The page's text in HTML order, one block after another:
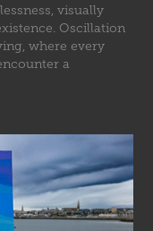
visually
Oscillation
where every
a